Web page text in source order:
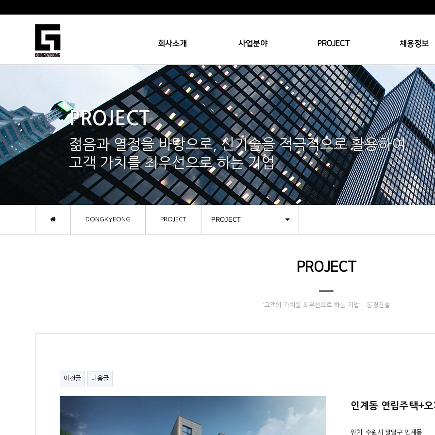
회사소개 사업분야 PROJECT 채용정보
PROJECT
젊음과 열정을 바탕으로, 신기술을 적극적으로 활용하여
고객 가치를 최우선으로 하는 기업
DONGKYEONG PROJECT PROJECT
PROJECT
‘고객의 가치를 최우선으로 하는 기업‘ - 동경건설
이전글 다음글
인계동 연립주택+
위치: 수원시 팔달구 인계동